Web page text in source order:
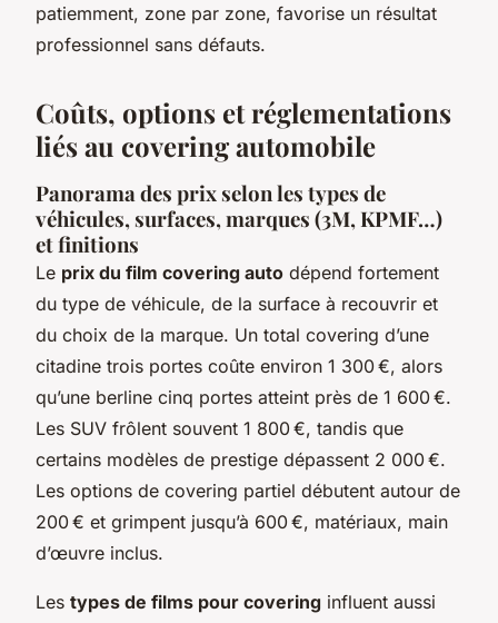
patiemment, zone par zone, favorise un résultat
professionnel sans défauts.
Coûts, options et réglementations
liés au covering automobile
Panorama des prix selon les types de
véhicules, surfaces, marques (3M, KPMF…)
et finitions
Le prix du film covering auto dépend fortement
du type de véhicule, de la surface à recouvrir et
du choix de la marque. Un total covering d’une
citadine trois portes coûte environ 1 300 €, alors
qu’une berline cinq portes atteint près de 1 600 €.
Les SUV frôlent souvent 1 800 €, tandis que
certains modèles de prestige dépassent 2 000 €.
Les options de covering partiel débutent autour de
200 € et grimpent jusqu’à 600 €, matériaux, main
d’œuvre inclus.
Les types de films pour covering influent aussi